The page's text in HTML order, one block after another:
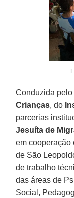
Conduzida pelo
Crianças, do
parcerias
Jesuíta de
em cooperação
de São
de trabalho
das áreas de
Social,